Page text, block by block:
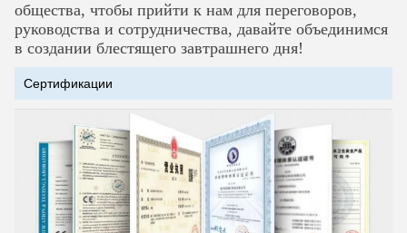
общества, чтобы прийти к нам для переговоров,
руководства и сотрудничества, давайте объединимся
в создании блестящего завтрашнего дня!
Сертификации